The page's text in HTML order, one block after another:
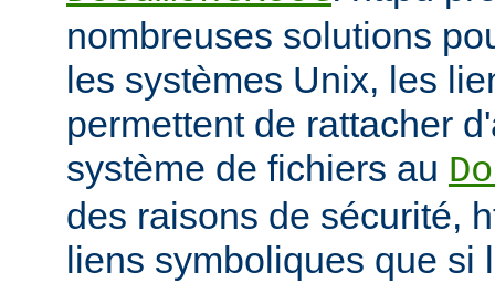
nombreuses solutions
les systèmes Unix, les
permettent de rattacher
système de fichiers au
des raisons de sécurité,
liens symboliques que si